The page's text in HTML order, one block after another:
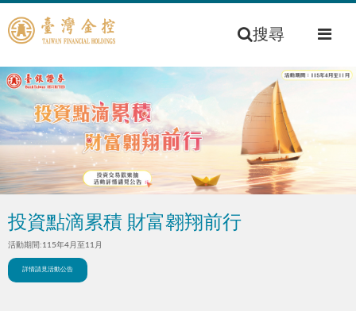
搜尋
投資點滴累積 財富翱翔前行
​活動期間:115年4月至11月
詳情請見活動公告​